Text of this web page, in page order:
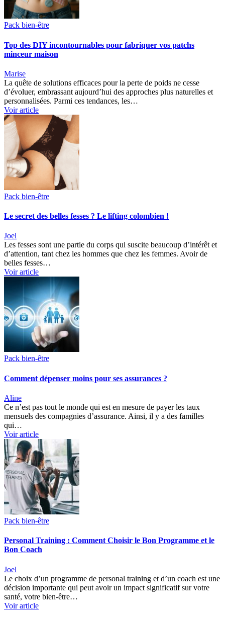
Pack bien-être
Top des DIY incontournables pour fabriquer vos patchs
minceur maison
Marise
La quête de solutions efficaces pour la perte de poids ne cesse
d’évoluer, embrassant aujourd’hui des approches plus naturelles et
personnalisées. Parmi ces tendances, les…
Voir article
Pack bien-être
Le secret des belles fesses ? Le lifting colombien !
Joel
Les fesses sont une partie du corps qui suscite beaucoup d’intérêt et
d’attention, tant chez les hommes que chez les femmes. Avoir de
belles fesses…
Voir article
Pack bien-être
Comment dépenser moins pour ses assurances ?
Aline
Ce n’est pas tout le monde qui est en mesure de payer les taux
mensuels des compagnies d’assurance. Ainsi, il y a des familles
qui…
Voir article
Pack bien-être
Personal Training : Comment Choisir le Bon Programme et le
Bon Coach
Joel
Le choix d’un programme de personal training et d’un coach est une
décision importante qui peut avoir un impact significatif sur votre
santé, votre bien-être…
Voir article